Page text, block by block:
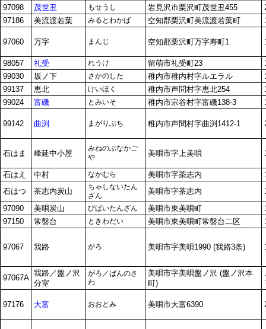
97098
茂世丑 もせうし 岩見沢市栗沢町茂世丑455
97186
美流渡若葉 みるとわかば 空知郡栗沢町美流渡若葉町
97060 万字 まんじ 空知郡栗沢町万字寿町1
98057 礼受 れうけ 留萌市礼受町23
99030
坂ノ下 さかのした 稚内市稚内村字ルエラル
99137
恵北 けいほく 稚内市声問村字恵北254
99024
富磯 とみいそ 稚内市宗谷村字富磯138-3
99142 曲渕 まがりぶち 稚内市声問村字曲渕1412-1
石はま 峰延中小屋
みねのぶなかご
や
美唄市字上美唄
石はえ 中村 なかむら 美唄市字茶志内
石はつ
茶志内炭山
ちゃしないたん
ざん
美唄市字茶志内
97090
美唄炭山 びばいたんざん 美唄市東美唄町
97150
常盤台 ときわだい 美唄市東美唄町常盤台二区
97067 我路 がろ 美唄市字美唄1990 (我路3条)
97067A
我路／盤ノ沢
分室
がろ／ばんのさ
わ
美唄市字美唄盤ノ沢 (盤ノ沢本
町)
97176 大富 おおとみ 美唄市大富6390